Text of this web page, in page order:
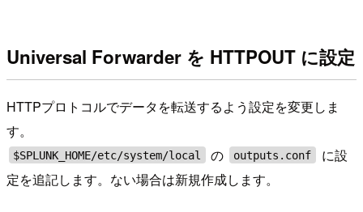
Universal Forwarder を HTTPOUT に設定
HTTPプロトコルでデータを転送するよう設定を変更しま
す。
$SPLUNK_HOME/etc/system/local の outputs.conf
に設
定を追記します。ない場合は新規作成します。